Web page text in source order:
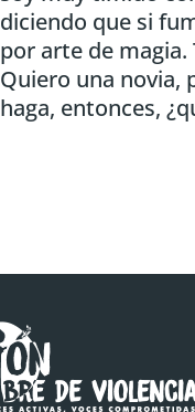
diciendo que si
por arte de
Quiero una novia,
haga, entonces,